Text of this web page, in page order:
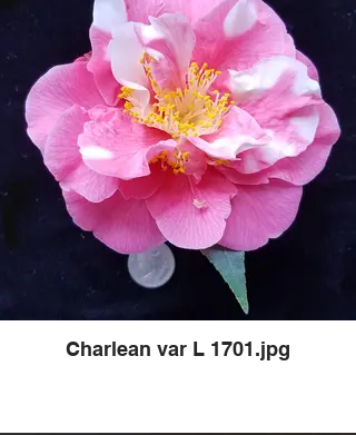
Charlean var L 1701.jpg